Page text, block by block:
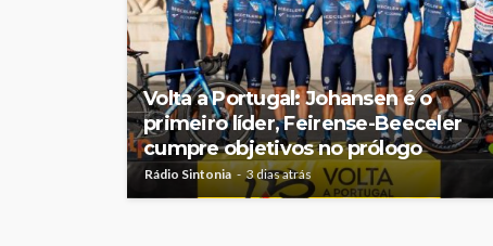
Volta a Portugal: Johansen é o
primeiro líder, Feirense-Beeceler
cumpre objetivos no prólogo
Rádio Sintonia 3 dias atrás